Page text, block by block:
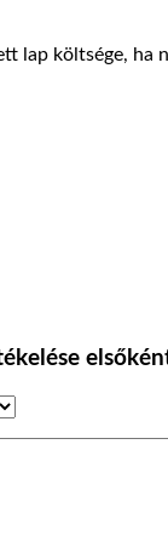
lap költsége, ha